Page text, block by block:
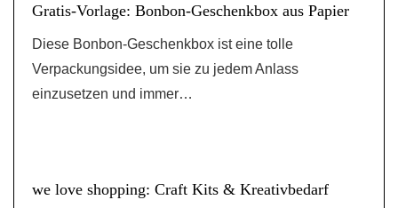
Gratis-Vorlage: Bonbon-Geschenkbox aus Papier
Diese Bonbon-Geschenkbox ist eine tolle
Verpackungsidee, um sie zu jedem Anlass
einzusetzen und immer…
we love shopping: Craft Kits & Kreativbedarf